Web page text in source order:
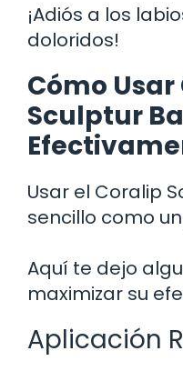
¡Adiós a los
doloridos!
Cómo
Sculptur
Usar el Coralip
sencillo como
Aquí te dejo
maximizar su
Aplicación